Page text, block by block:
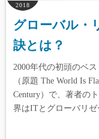
2018
グローバル・
訣とは？
2000年代の初頭のベ
（原題 The World Is
Century）で、著者の
界はITとグローバリ